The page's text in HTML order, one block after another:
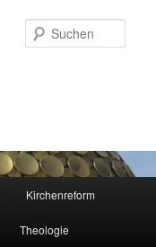
Kirchenreform
Theologie